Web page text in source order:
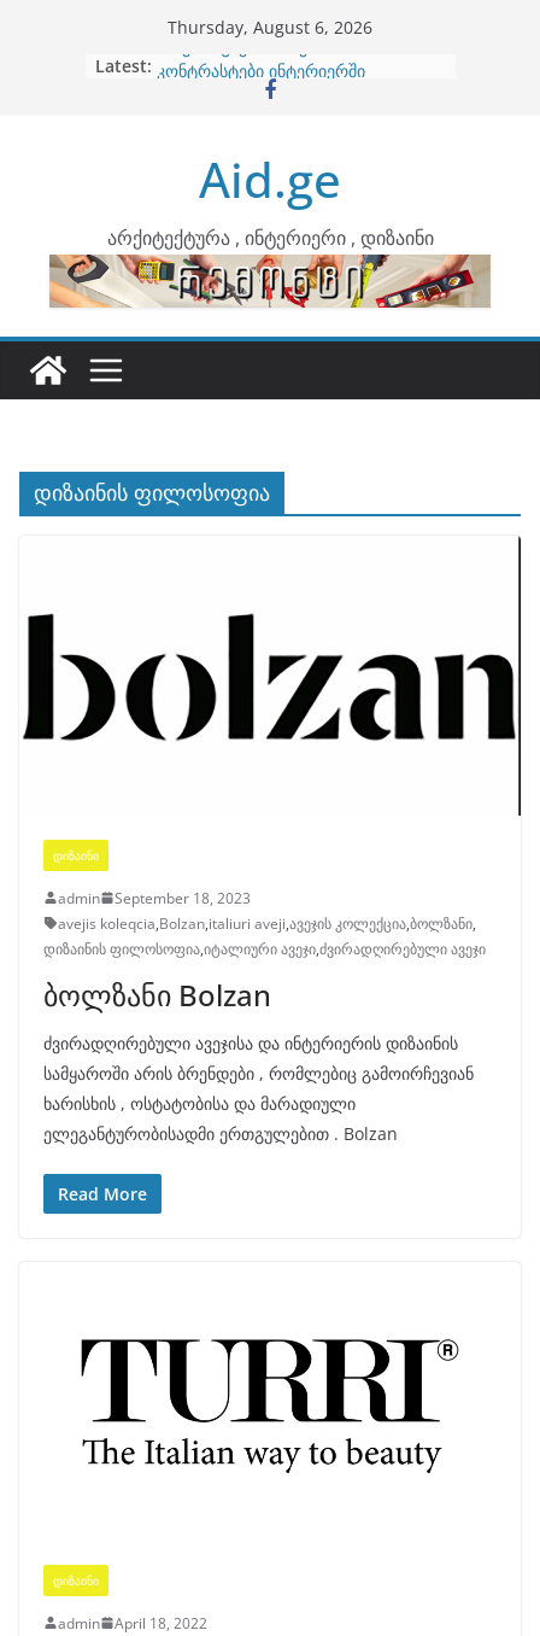
Thursday, August 6, 2026
Latest: ბინების გაერთიანება
კონტრასტები ინტერიერში
ინტერიერის დიზიანი
არტემიდი წარმოგიდგენთ
Aid.ge
არქიტექტურა , ინტერიერი , დიზაინი
დიზაინის ფილოსოფია
ᲓᲘᲖᲐᲘᲜᲘ
admin
September 18, 2023
avejis koleqcia,Bolzan,italiuri aveji,ავეჯის კოლექცია,ბოლზანი,
დიზაინის ფილოსოფია,იტალიური ავეჯი,ძვირადღირებული ავეჯი
ბოლზანი Bolzan
ძვირადღირებული ავეჯისა და ინტერიერის დიზაინის
სამყაროში არის ბრენდები , რომლებიც გამოირჩევიან
ხარისხის , ოსტატობისა და მარადიული
ელეგანტურობისადმი ერთგულებით . Bolzan
Read More
ᲓᲘᲖᲐᲘᲜᲘ
admin
April 18, 2022